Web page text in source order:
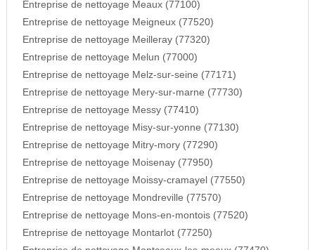
Entreprise de nettoyage Meaux (77100)
Entreprise de nettoyage Meigneux (77520)
Entreprise de nettoyage Meilleray (77320)
Entreprise de nettoyage Melun (77000)
Entreprise de nettoyage Melz-sur-seine (77171)
Entreprise de nettoyage Mery-sur-marne (77730)
Entreprise de nettoyage Messy (77410)
Entreprise de nettoyage Misy-sur-yonne (77130)
Entreprise de nettoyage Mitry-mory (77290)
Entreprise de nettoyage Moisenay (77950)
Entreprise de nettoyage Moissy-cramayel (77550)
Entreprise de nettoyage Mondreville (77570)
Entreprise de nettoyage Mons-en-montois (77520)
Entreprise de nettoyage Montarlot (77250)